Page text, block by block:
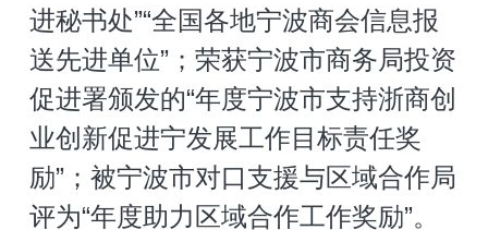
进秘书处”“全国各地宁波商会信息报
送先进单位”；荣获宁波市商务局投资
促进署颁发的“年度宁波市支持浙商创
业创新促进宁发展工作目标责任奖
励”；被宁波市对口支援与区域合作局
评为“年度助力区域合作工作奖励”。